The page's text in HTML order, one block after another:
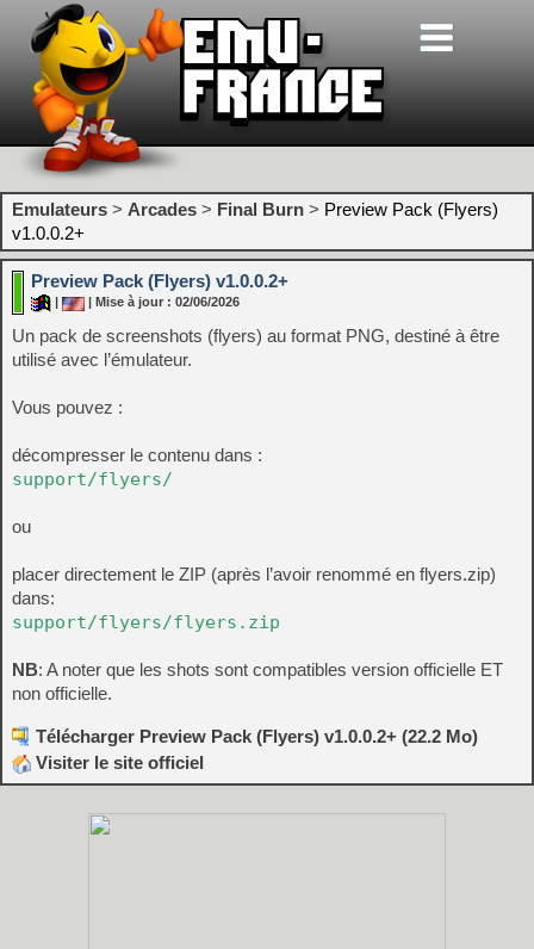
Emulateurs > Arcades > Final Burn > Preview Pack (Flyers)
v1.0.0.2+
Preview Pack (Flyers) v1.0.0.2+
| Mise à jour : 02/06/2026
Un pack de screenshots (flyers) au format PNG, destiné à être
utilisé avec l’émulateur.
Vous pouvez :
décompresser le contenu dans :
support/flyers/
ou
placer directement le ZIP (après l’avoir renommé en flyers.zip)
dans:
support/flyers/flyers.zip
NB: A noter que les shots sont compatibles version officielle ET
non officielle.
Télécharger Preview Pack (Flyers) v1.0.0.2+ (22.2 Mo)
Visiter le site officiel